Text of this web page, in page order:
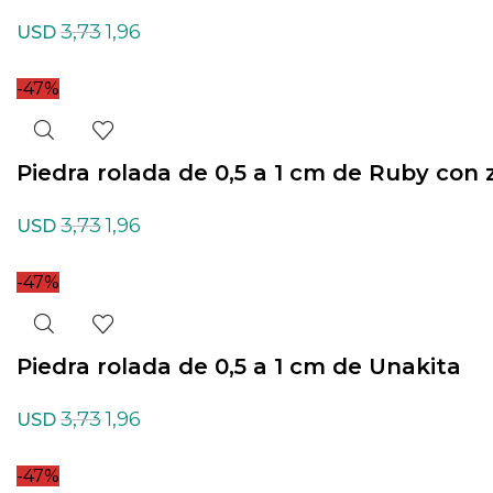
USD 3,731,96
-47%
Piedra rolada de 0,5 a 1 cm de Ruby con
USD 3,731,96
-47%
Piedra rolada de 0,5 a 1 cm de Unakita
USD 3,731,96
-47%